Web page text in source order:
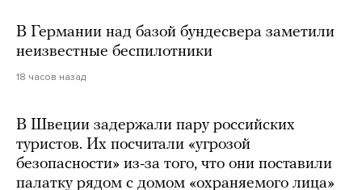
В Германии над базой бундесвера заметили
неизвестные беспилотники
18 часов назад
В Швеции задержали пару российских
туристов. Их посчитали «угрозой
безопасности» из-за того, что они поставили
палатку рядом с домом «охраняемого лица»